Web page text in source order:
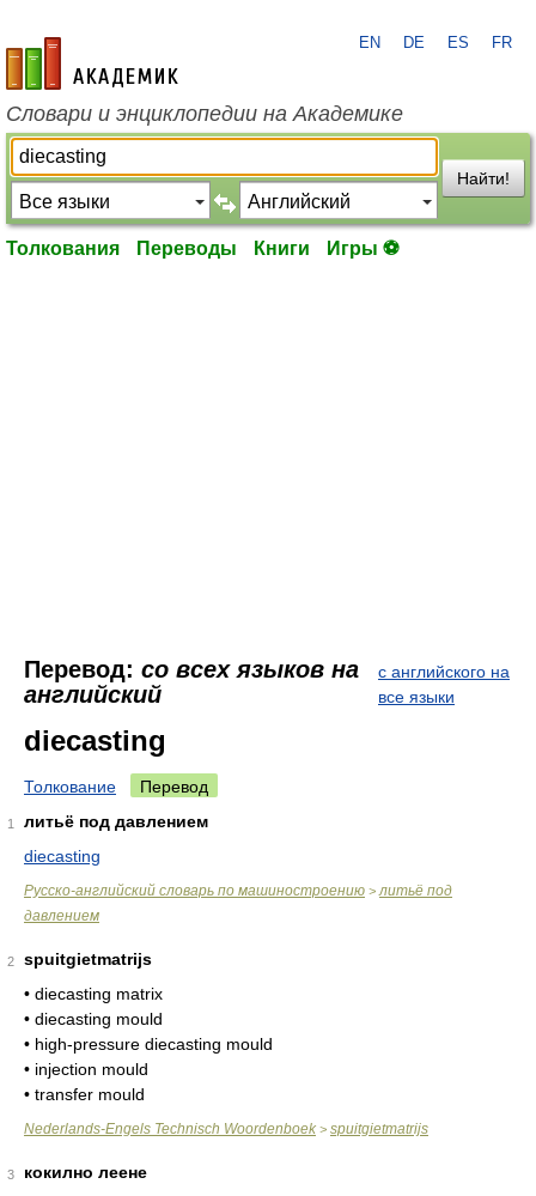
academic.ru
EN DE ES FR
Словари и энциклопедии на Академике
Найти!
Толкования Переводы Книги Игры ⚽
Перевод: со всех языков на
английский
с английского на
все языки
diecasting
Толкование Перевод
1
литьё под давлением
diecasting
Русско-английский словарь по машиностроению > литьё под
давлением
2
spuitgietmatrijs
• diecasting matrix
• diecasting mould
• high-pressure diecasting mould
• injection mould
• transfer mould
Nederlands-Engels Technisch Woordenboek > spuitgietmatrijs
3
кокилно леене